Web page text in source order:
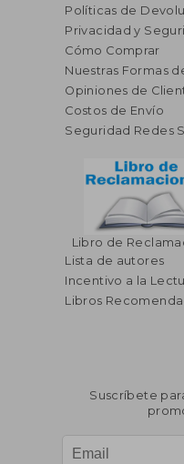
Políticas de
Privacidad y
Cómo Comprar
Nuestras Formas
Opiniones de
Costos de Envío
Seguridad Redes
Libro de
Lista de autores
Incentivo a la
Libros
Suscríbete